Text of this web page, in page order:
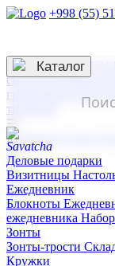
+998 (55)
3D гравировка
смолой (Doming)
гравировка твердая
тиснение
☰
Контакты
Каталог
Деловые подарки
Визитницы
Ежедневник
Блокноты
ежедневника
Зонты
Зонты-трости
Кружки